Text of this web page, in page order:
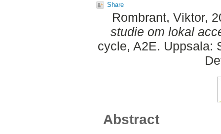
Share
Rombrant, Viktor,
studie om lokal
cycle, A2E. Uppsala:
Abstract